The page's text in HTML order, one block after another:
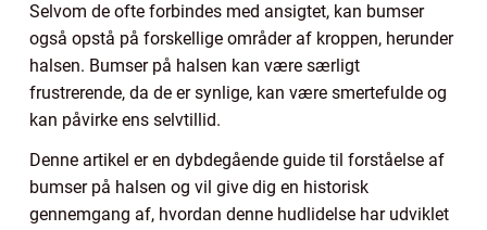
Selvom de ofte forbindes med ansigtet, kan bumser
også opstå på forskellige områder af kroppen, herunder
halsen. Bumser på halsen kan være særligt
frustrerende, da de er synlige, kan være smertefulde og
kan påvirke ens selvtillid.
Denne artikel er en dybdegående guide til forståelse af
bumser på halsen og vil give dig en historisk
gennemgang af, hvordan denne hudlidelse har udviklet